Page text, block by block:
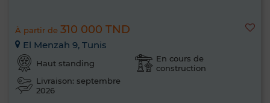
À partir de 310 000 TND
El Menzah 9, Tunis
Haut standing
En cours de
construction
Livraison: septembre
2026